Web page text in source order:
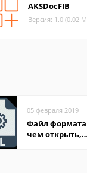
AKSDocFIB
Версия: 1.0 (0.02
05 февраля 2019
Файл формата
чем открыть,